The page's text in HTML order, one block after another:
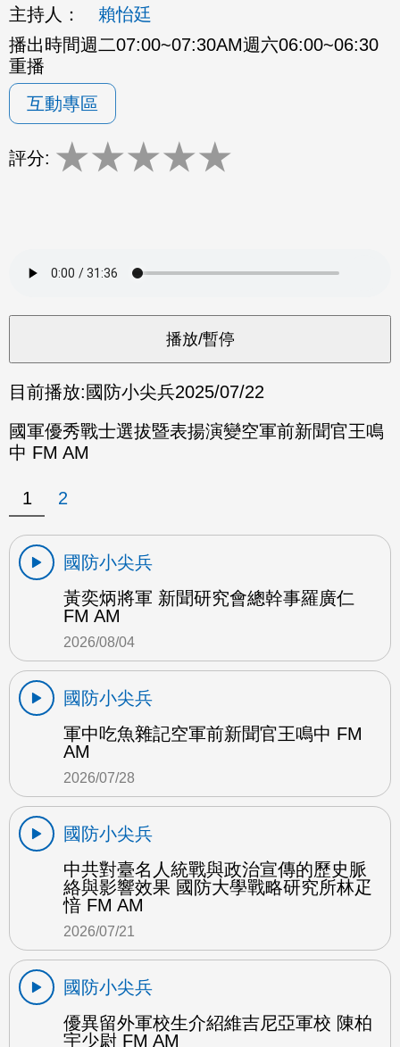
主持人：
賴怡廷
播出時間週二07:00~07:30AM週六06:00~06:30
重播
互動專區
評分: ★★★★★
目前播放: 國防小尖兵2025/07/22
國軍優秀戰士選拔暨表揚演變空軍前新聞官王鳴
中 FM AM
1 2
國防小尖兵
黃奕炳將軍 新聞研究會總幹事羅廣仁
FM AM
2026/08/04
國防小尖兵
軍中吃魚雜記空軍前新聞官王鳴中 FM
AM
2026/07/28
國防小尖兵
中共對臺名人統戰與政治宣傳的歷史脈
絡與影響效果 國防大學戰略研究所林疋
愔 FM AM
2026/07/21
國防小尖兵
優異留外軍校生介紹維吉尼亞軍校 陳柏
宇少尉 FM AM